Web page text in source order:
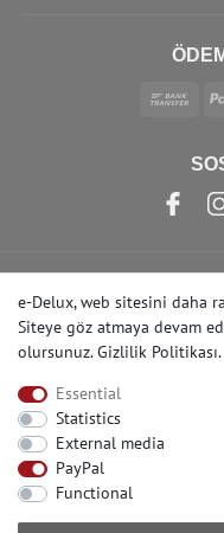
©
e-Delux, web sitesini daha
Siteye göz atmaya devam
olursunuz.Gizlilik Politikası.
Essential
Statistics
External media
PayPal
Functional